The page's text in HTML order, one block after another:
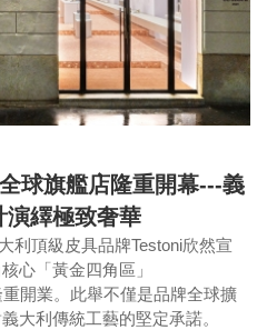
球旗艦店隆重開幕---義
演繹極致奢華
頂級皮具品牌Testoni欣然宣
心「黃金四角區」
重開業。此舉不僅是品牌全球擴
大利傳統工藝的堅定承諾。